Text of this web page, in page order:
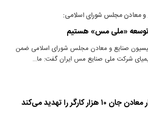
معادن مجلس شورای اسلامی:
«ملی مس» هستیم
صنایع و معادن مجلس شورای اسلامی ضمن
شرکت ملی صنایع مس ایران گفت: ما…
کارگر را تهدید می‌کند